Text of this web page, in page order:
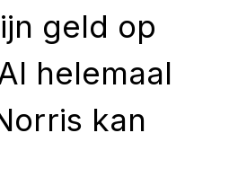
geld op
helemaal
kan